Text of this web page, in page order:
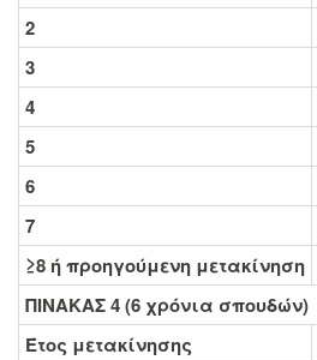
2
3
4
5
6
7
≥8 ή προηγούμενη μετακίνηση
ΠΙΝΑΚΑΣ 4 (6 χρόνια σπουδών)
Έτος μετακίνησης